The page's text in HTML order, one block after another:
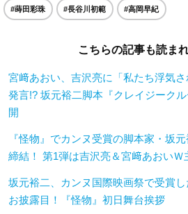
#蒔田彩珠 #⻑谷川初範 #高岡早紀
こちらの記事も読ま
宮﨑あおい、吉沢亮に「私たち浮気
発言!? 坂元裕二脚本『クレイジーク
開
『怪物』でカンヌ受賞の脚本家・坂
締結！ 第1弾は吉沢亮＆宮﨑あおい
坂元裕二、カンヌ国際映画祭で受賞
お披露目！『怪物』初日舞台挨拶